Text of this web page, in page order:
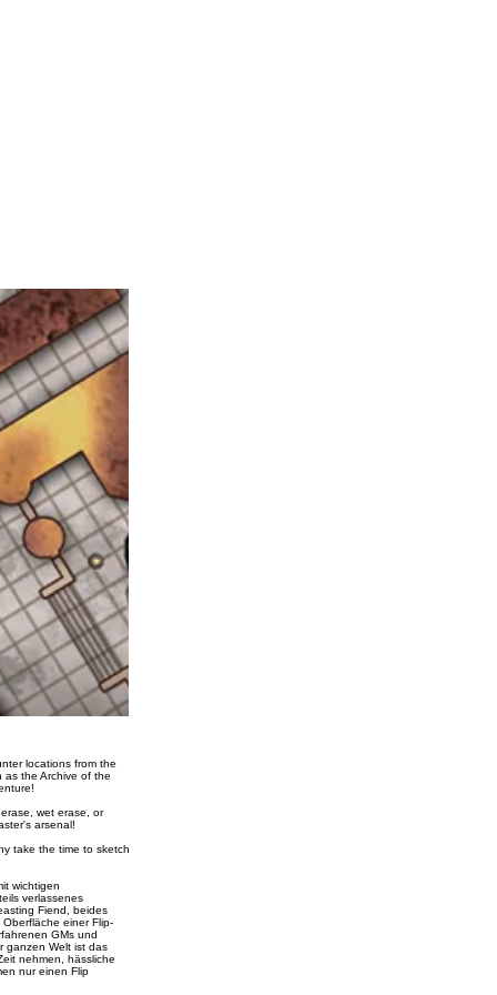
locations from the
the Archive of the
wet erase, or
arsenal!
take the time to sketch
wichtigen
verlassenes
Fiend, beides
einer Flip-
GMs und
ganzen Welt ist das
nehmen, hässliche
nur einen Flip